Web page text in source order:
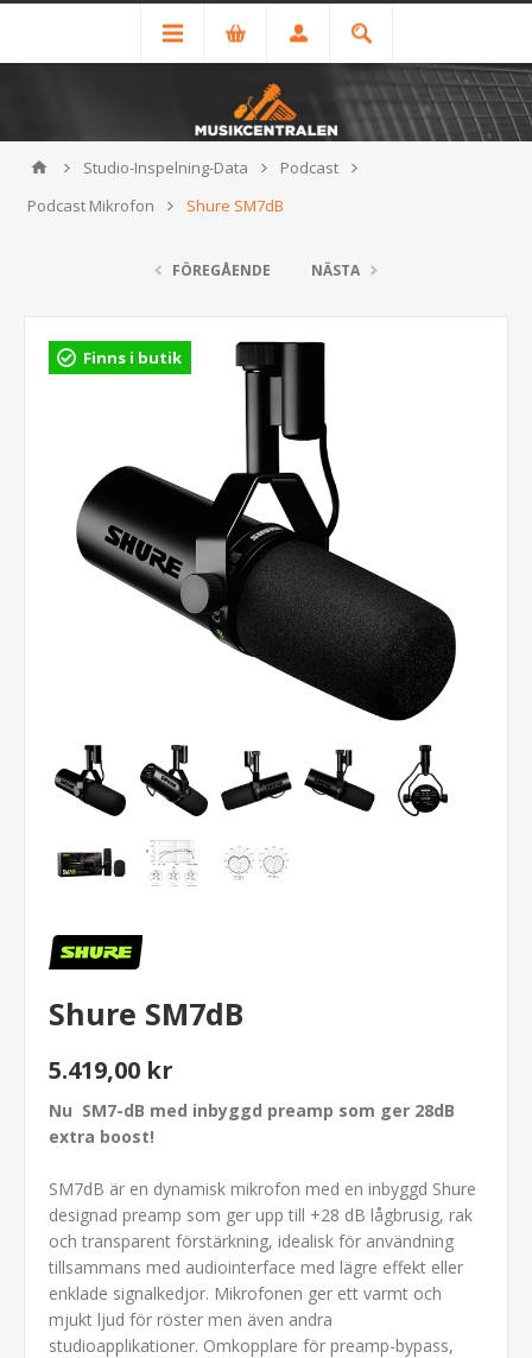
Studio-Inspelning-Data
Podcast
Podcast Mikrofon
Shure SM7dB
FÖREGÅENDE NÄSTA
Finns i butik
Shure SM7dB
5.419,00 kr
Nu SM7-dB med inbyggd preamp som ger 28dB
extra boost!
SM7dB är en dynamisk mikrofon med en inbyggd Shure
designad preamp som ger upp till +28 dB lågbrusig, rak
och transparent förstärkning, idealisk för användning
tillsammans med audiointerface med lägre effekt eller
enklade signalkedjor. Mikrofonen ger ett varmt och
mjukt ljud för röster men även andra
studioapplikationer. Omkopplare för preamp-bypass,